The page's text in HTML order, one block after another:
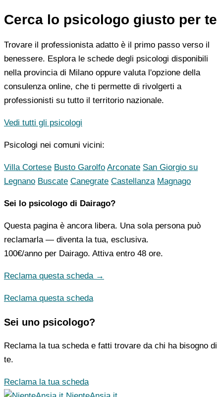
Cerca lo psicologo giusto per te
Trovare il professionista adatto è il primo passo verso il
benessere. Esplora le schede degli psicologi disponibili
nella provincia di Milano oppure valuta l'opzione della
consulenza online, che ti permette di rivolgerti a
professionisti su tutto il territorio nazionale.
Vedi tutti gli psicologi
Psicologi nei comuni vicini:
Villa Cortese Busto Garolfo Arconate San Giorgio su
Legnano Buscate Canegrate Castellanza Magnago
Sei lo psicologo di Dairago?
Questa pagina è ancora libera. Una sola persona può
reclamarla — diventa la tua, esclusiva.
100€/anno per Dairago. Attiva entro 48 ore.
Reclama questa scheda →
Reclama questa scheda
Sei uno psicologo?
Reclama la tua scheda e fatti trovare da chi ha bisogno di
te.
Reclama la tua scheda